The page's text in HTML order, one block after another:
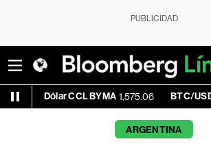
PUBLICIDAD
CCL BYMA 1,575.06 BTC/USD 64,581.83
ARGENTINA